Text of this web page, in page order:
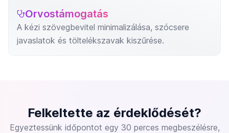
Orvostámogatás
A kézi szövegbevitel minimalizálása, szócsere
javaslatok és töltelékszavak kiszűrése.
Felkeltette az érdeklődését?
Egyeztessünk időpontot egy 30 perces megbeszélésre,